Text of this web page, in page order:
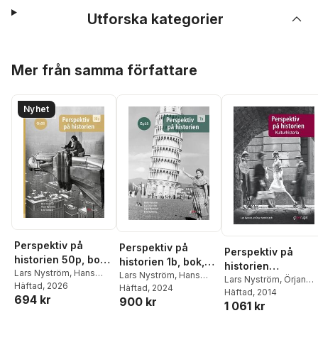
Utforska kategorier
Mer från samma författare
Nyhet
Perspektiv på
historien 50p, bok,
Gy25
Lars Nyström, Hans
Nyström,Örjan
Nyström,
Häftad, 2026
694 kr
Perspektiv på
historien 1b, bok,
Gy25
Lars Nyström, Hans
Nyström,Örjan
Nyström,
Häftad, 2024
900 kr
Perspektiv på
historien
Kulturhistoria
Lars Nyström, Örjan
Nyström
Häftad, 2014
1 061 kr